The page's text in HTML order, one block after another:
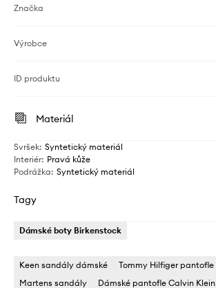
Značka
Výrobce
ID produktu
Materiál
Svršek: Syntetický materiál
Interiér: Pravá kůže
Podrážka: Syntetický materiál
Tagy
Dámské boty Birkenstock
Keen sandály dámské
Tommy Hilfiger pantofle
Martens sandály
Dámské pantofle Calvin Klein